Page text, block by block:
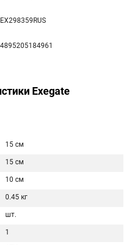
EX298359RUS
4895205184961
Exegate
15 см
15 см
10 см
0.45 кг
шт.
1